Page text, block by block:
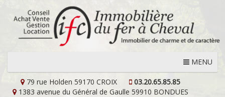
MENU
79 rue Holden 59170 CROIX
03.20.65.85.85
1383 avenue du Général de Gaulle 59910 BONDUES